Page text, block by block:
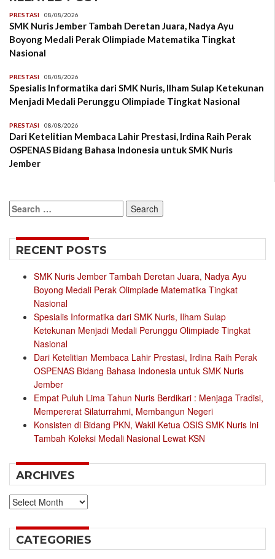
PRESTASI 08/08/2026
SMK Nuris Jember Tambah Deretan Juara, Nadya Ayu
Boyong Medali Perak Olimpiade Matematika Tingkat
Nasional
PRESTASI 08/08/2026
Spesialis Informatika dari SMK Nuris, Ilham Sulap Ketekunan
Menjadi Medali Perunggu Olimpiade Tingkat Nasional
PRESTASI 08/08/2026
Dari Ketelitian Membaca Lahir Prestasi, Irdina Raih Perak
OSPENAS Bidang Bahasa Indonesia untuk SMK Nuris
Jember
Search
for:
RECENT POSTS
SMK Nuris Jember Tambah Deretan Juara, Nadya Ayu
Boyong Medali Perak Olimpiade Matematika Tingkat
Nasional
Spesialis Informatika dari SMK Nuris, Ilham Sulap
Ketekunan Menjadi Medali Perunggu Olimpiade Tingkat
Nasional
Dari Ketelitian Membaca Lahir Prestasi, Irdina Raih Perak
OSPENAS Bidang Bahasa Indonesia untuk SMK Nuris
Jember
Empat Puluh Lima Tahun Nuris Berdikari : Menjaga Tradisi,
Mempererat Silaturrahmi, Membangun Negeri
Konsisten di Bidang PKN, Wakil Ketua OSIS SMK Nuris Ini
Tambah Koleksi Medali Nasional Lewat KSN
ARCHIVES
Archives
CATEGORIES